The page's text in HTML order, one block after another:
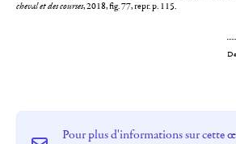
cheval et des courses, 2018, fig. 77, repr. p. 115.
Pour plus d'informations sur cette